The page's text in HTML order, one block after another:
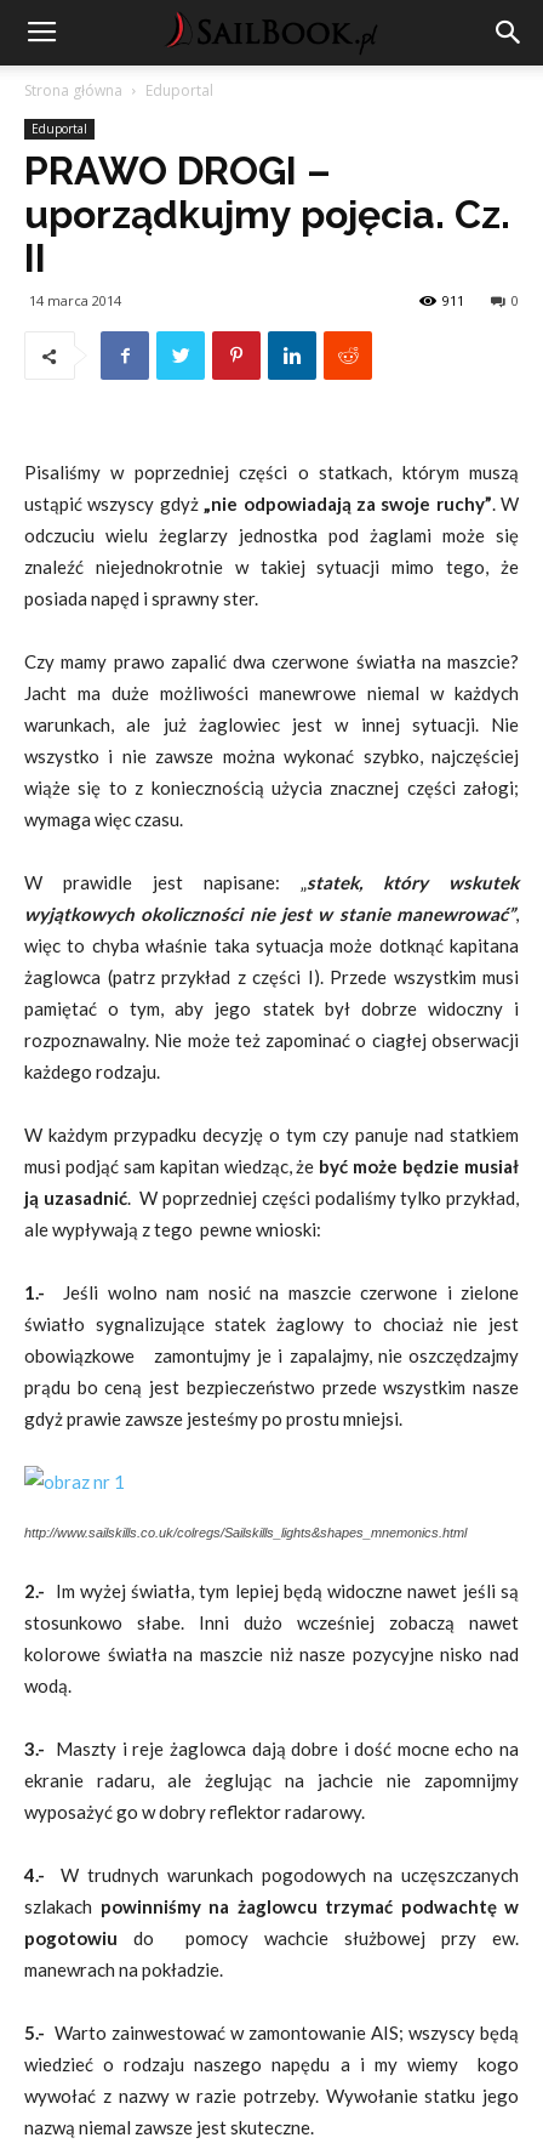
Strona główna Eduportal
Eduportal
PRAWO DROGI –
uporządkujmy pojęcia. Cz.
II
14 marca 2014 0
911
Pisaliśmy w poprzedniej części o statkach, którym muszą
ustąpić wszyscy gdyż„nie odpowiadają za swoje ruchy”. W
odczuciu wielu żeglarzy jednostka pod żaglami może się
znaleźć niejednokrotnie w takiej sytuacji mimo tego, że
posiada napęd i sprawny ster.
Czy mamy prawo zapalić dwa czerwone światła na maszcie?
Jacht ma duże możliwości manewrowe niemal w każdych
warunkach, ale już żaglowiec jest w innej sytuacji. Nie
wszystko i nie zawsze można wykonać szybko, najczęściej
wiąże się to z koniecznością użycia znacznej części załogi;
wymaga więc czasu.
W prawidle jest napisane: „statek, który wskutek
wyjątkowych okoliczności nie jest w stanie manewrować”,
więc to chyba właśnie taka sytuacja może dotknąć kapitana
żaglowca (patrz przykład z części I). Przede wszystkim musi
pamiętać o tym, aby jego statek był dobrze widoczny i
rozpoznawalny. Nie może też zapominać o ciagłej obserwacji
każdego rodzaju.
W każdym przypadku decyzję o tym czy panuje nad statkiem
musi podjąć sam kapitan wiedząc, że być może będzie musiał
ją uzasadnić. W poprzedniej części podaliśmy tylko przykład,
ale wypływają z tego pewne wnioski:
1.- Jeśli wolno nam nosić na maszcie czerwone i zielone
światło sygnalizujące statek żaglowy to chociaż nie jest
obowiązkowe zamontujmy je i zapalajmy, nie oszczędzajmy
prądu bo ceną jest bezpieczeństwo przede wszystkim nasze
gdyż prawie zawsze jesteśmy po prostu mniejsi.
http://www.sailskills.co.uk/colregs/Sailskills_lights&shapes_mnemonics.html
2.- Im wyżej światła, tym lepiej będą widoczne nawet jeśli są
stosunkowo słabe. Inni dużo wcześniej zobaczą nawet
kolorowe światła na maszcie niż nasze pozycyjne nisko nad
wodą.
3.- Maszty i reje żaglowca dają dobre i dość mocne echo na
ekranie radaru, ale żeglując na jachcie nie zapomnijmy
wyposażyć go w dobry reflektor radarowy.
4.- W trudnych warunkach pogodowych na uczęszczanych
szlakach powinniśmy na żaglowcu trzymać podwachtę w
pogotowiu do pomocy wachcie służbowej przy ew.
manewrach na pokładzie.
5.- Warto zainwestować w zamontowanie AIS; wszyscy będą
wiedzieć o rodzaju naszego napędu a i my wiemy kogo
wywołać z nazwy w razie potrzeby. Wywołanie statku jego
nazwą niemal zawsze jest skuteczne.